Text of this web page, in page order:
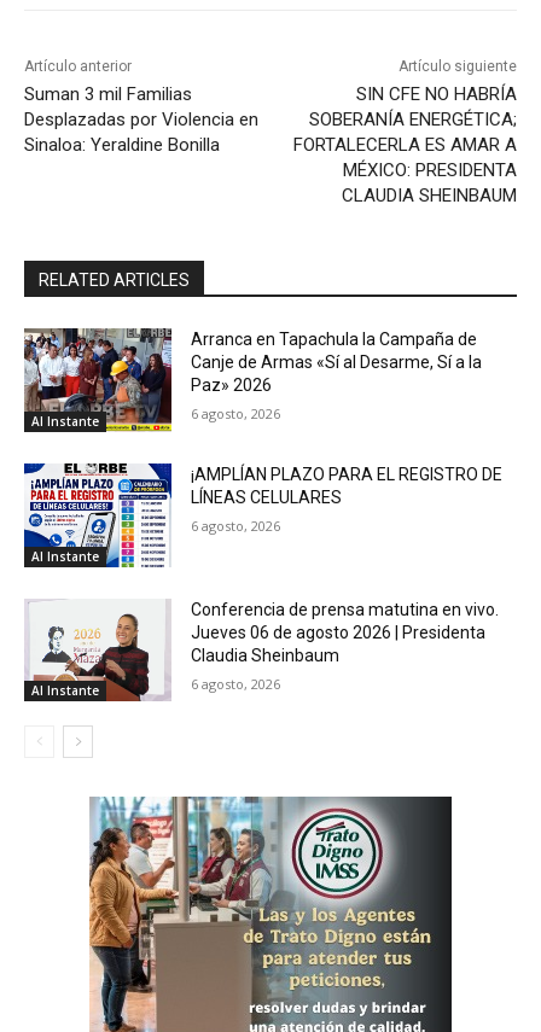
Artículo anterior
Suman 3 mil Familias
Desplazadas por Violencia en
Sinaloa: Yeraldine Bonilla
Artículo siguiente
SIN CFE NO HABRÍA
SOBERANÍA ENERGÉTICA;
FORTALECERLA ES AMAR A
MÉXICO: PRESIDENTA
CLAUDIA SHEINBAUM
RELATED ARTICLES
Al Instante
Arranca en Tapachula la Campaña de
Canje de Armas «Sí al Desarme, Sí a la
Paz» 2026
6 agosto, 2026
Al Instante
¡AMPLÍAN PLAZO PARA EL REGISTRO DE
LÍNEAS CELULARES
6 agosto, 2026
Al Instante
Conferencia de prensa matutina en vivo.
Jueves 06 de agosto 2026 | Presidenta
Claudia Sheinbaum
6 agosto, 2026